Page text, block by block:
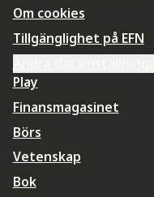
Om cookies
Tillgänglighet på EFN
Play
Finansmagasinet
Börs
Vetenskap
Bok